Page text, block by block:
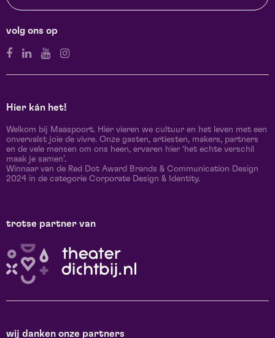
volg ons op
Hier kán het!
Welkom bij Maaspoort. Hier vieren we cultuur en het leven met een
onvervalst joie de vivre. Onze gasten, artiesten, makers, partners
en de vele mensen om ons heen, ervaren hier ‘het echte verschil
maak je samen’.
Winnaar van de Red Dot Award Brands & Communication Design
2024 in de categorie Corporate Design & Identity.
trotse partner van
wij danken onze partners